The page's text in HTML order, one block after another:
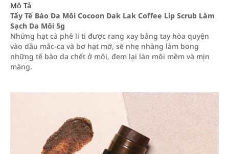
Mô Tả
Tẩy Tế Bào Da Môi Cocoon Dak Lak Coffee Lip Scrub Làm
Sạch Da Môi 5g
Những hạt cà phê li ti được rang xay bằng tay hòa quyện
vào dầu mắc-ca và bơ hạt mỡ, sẽ nhẹ nhàng làm bong
những tế bào da chết ở môi, đem lại làn môi mềm và mịn
màng.